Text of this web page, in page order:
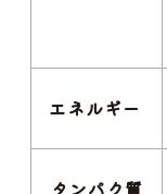
エネルギー